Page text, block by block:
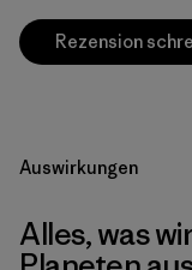
Rezension
Auswirkungen
Alles, was